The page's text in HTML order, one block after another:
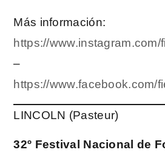
Más información:
https://
–
https://www.facebook.com/
LINCOLN (Pasteur)
32º Festival Nacional de